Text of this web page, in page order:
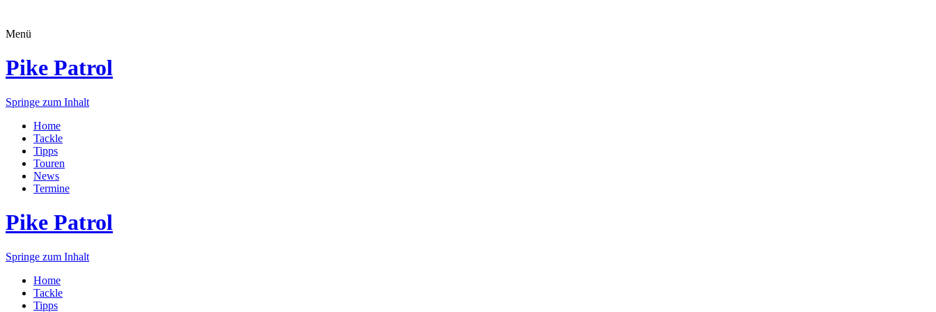
Menü
Pike Patrol
Springe zum Inhalt
Home
Tackle
Tipps
Touren
News
Termine
Pike Patrol
Springe zum Inhalt
Home
Tackle
Tipps